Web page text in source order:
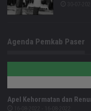
Agenda Pemkab Paser
Apel Kehormatan dan